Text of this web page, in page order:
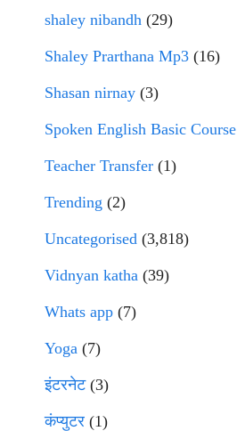
shaley nibandh (29)
Shaley Prarthana Mp3 (16)
Shasan nirnay (3)
Spoken English Basic Course
Teacher Transfer (1)
Trending (2)
Uncategorised (3,818)
Vidnyan katha (39)
Whats app (7)
Yoga (7)
इंटरनेट(3)
कंप्युटर (1)